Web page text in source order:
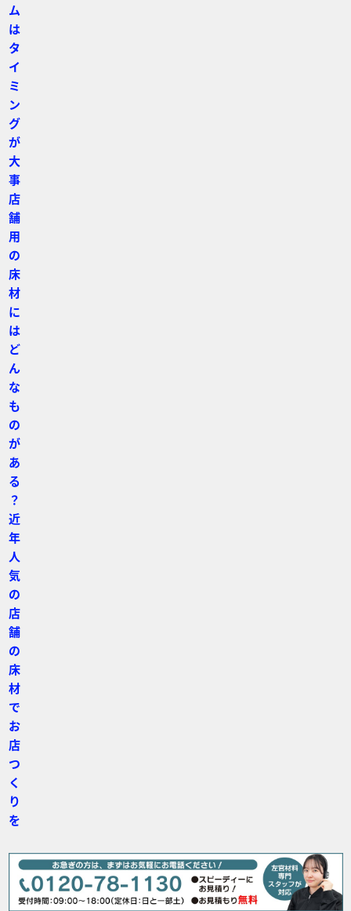
ム
は
タ
イ
ミ
ン
グ
が
大
事
店
舗
用
の
床
材
に
は
ど
ん
な
も
の
が
あ
る
？
近
年
人
気
の
店
舗
の
床
材
で
お
店
つ
く
り
を